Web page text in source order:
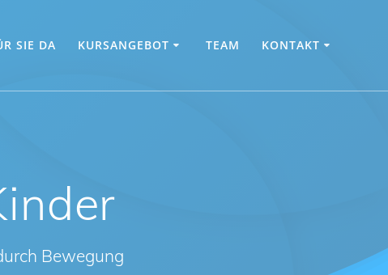
SIE DA KURSANGEBOT TEAM KONTAKT
Bewegung